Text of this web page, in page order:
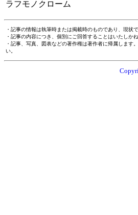
ラフモノクローム
・記事の情報は執筆時または掲載時のものであり、現状
・記事の内容につき、個別にご回答することはいたしかね
・記事、写真、図表などの著作権は著作者に帰属しま
い。